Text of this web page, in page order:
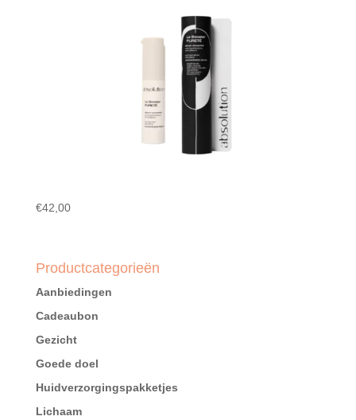
€42,00
Productcategorieën
Aanbiedingen
Cadeaubon
Gezicht
Goede doel
Huidverzorgingspakketjes
Lichaam